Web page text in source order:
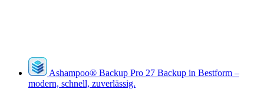
Ashampoo® Backup Pro 27 Backup in Bestform –
modern, schnell, zuverlässig.